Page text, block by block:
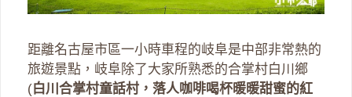
距離名古屋市區一小時車程的岐阜是中部非常熱的
旅遊景點，岐阜除了大家所熟悉的合掌村白川鄉
(白川合掌村童話村，落人咖啡喝杯暖暖甜蜜的紅